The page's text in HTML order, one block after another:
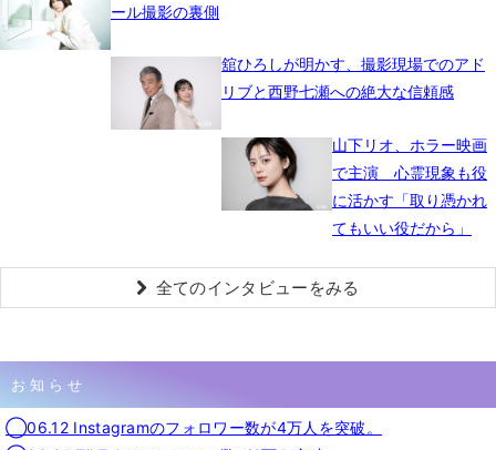
ール撮影の裏側
舘ひろしが明かす、撮影現場でのアド
リブと西野七瀬への絶大な信頼感
山下リオ、ホラー映画
で主演 心霊現象も役
に活かす「取り憑かれ
てもいい役だから」
全てのインタビューをみる
お知らせ
◯06.12 Instagramのフォロワー数が4万人を突破。